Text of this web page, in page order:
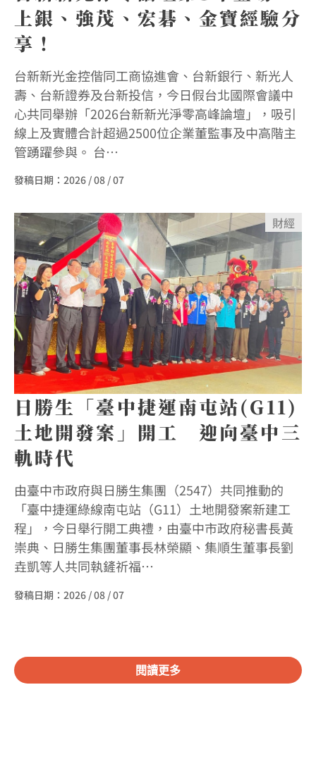
上銀、強茂、宏碁、金寶經驗分
享！
台新新光金控偕同工商協進會、台新銀行、新光人
壽、台新證券及台新投信，今日假台北國際會議中
心共同舉辦「2026台新新光淨零高峰論壇」，吸引
線上及實體合計超過2500位企業董監事及中高階主
管踴躍參與。 台…
發稿日期： 2026 / 08 / 07
日勝生「臺中捷運南屯站(G11)
土地開發案」開工 迎向臺中三
軌時代
由臺中市政府與日勝生集團（2547）共同推動的
「臺中捷運綠線南屯站（G11）土地開發案新建工
程」，今日舉行開工典禮，由臺中市政府秘書長黃
崇典、日勝生集團董事長林榮顯、集順生董事長劉
垚凱等人共同執鏟祈福…
發稿日期： 2026 / 08 / 07
財經
閱讀更多